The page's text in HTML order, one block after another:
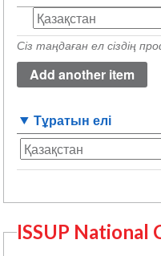
Дүниеге
келген
елі
(value
1)
Сіз таңдаған ел сіздің
Тұратын елі
ISSUP National